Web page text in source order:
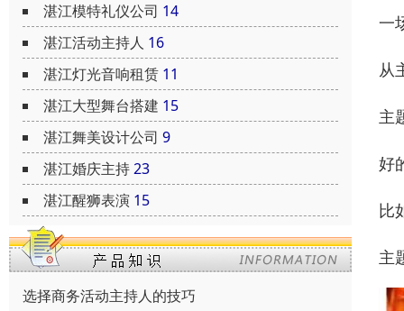
湛江模特礼仪公司 14
湛江活动主持人 16
湛江灯光音响租赁 11
湛江大型舞台搭建 15
湛江舞美设计公司 9
湛江婚庆主持23
湛江醒狮表演 15
选择商务活动主持人的技巧
一
从
主
好
比
主